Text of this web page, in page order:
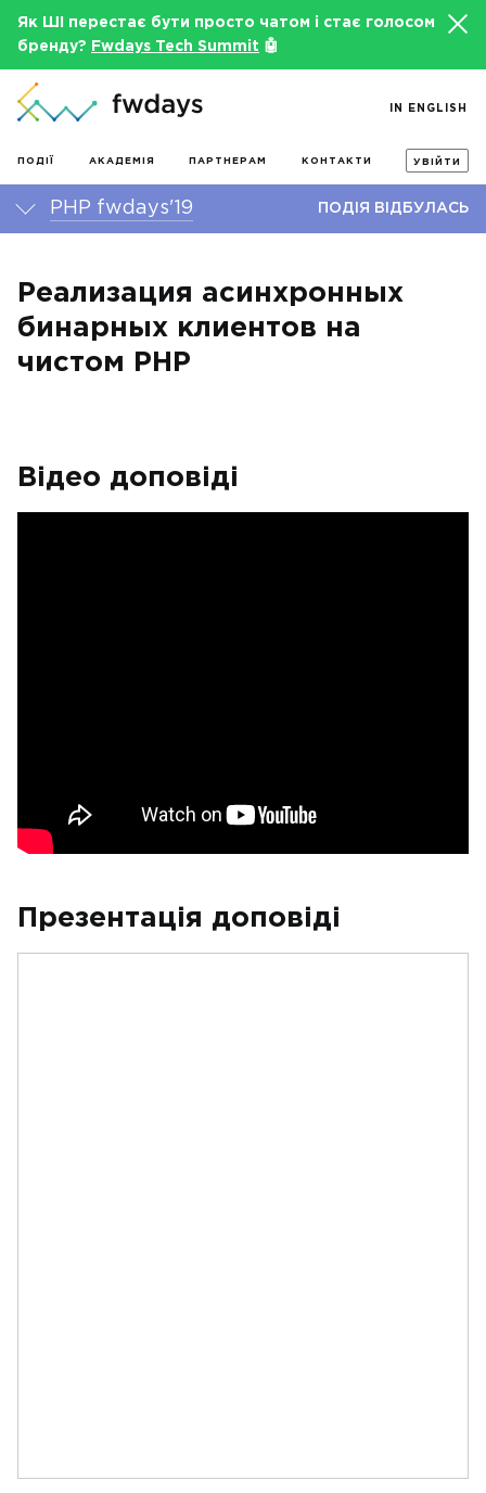
Як ШІ перестає бути просто чатом і стає голосом
бренду?
Fwdays Tech Summit 🤖
ПОДІЇ АКАДЕМІЯ ПАРТНЕРАМ КОНТАКТИ УВІЙТИ
IN ENGLISH
PHP fwdays'19 ПОДІЯ ВІДБУЛАСЬ
Реализация асинхронных
бинарных клиентов на
чистом PHP
Відео доповіді
Презентація доповіді